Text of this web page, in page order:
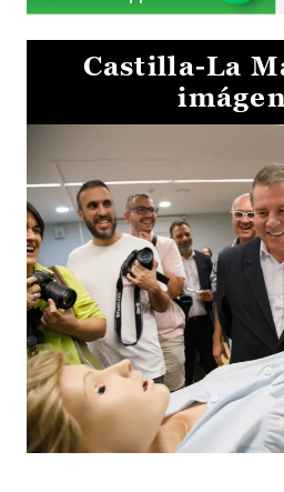
Castilla-La